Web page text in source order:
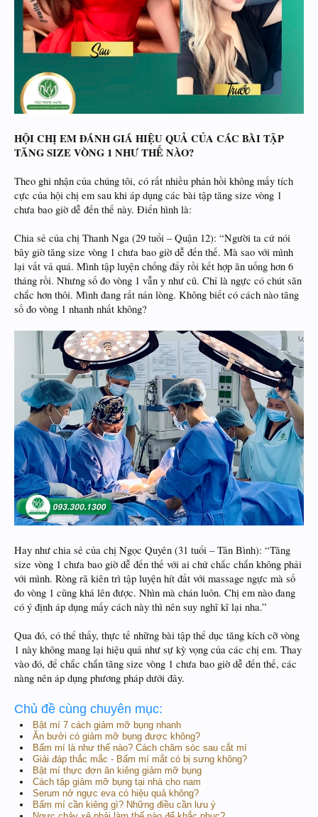
HỘI CHỊ EM ĐÁNH GIÁ HIỆU QUẢ CỦA CÁC BÀI TẬP
TĂNG SIZE VÒNG 1 NHƯ THẾ NÀO?
Theo ghi nhận của chúng tôi, có rất nhiều phản hồi không mấy tích
cực của hội chị em sau khi áp dụng các bài tập tăng size vòng 1
chưa bao giờ dễ đến thế này. Điển hình là:
Chia sẻ của chị Thanh Nga (29 tuổi – Quận 12): “Người ta cứ nói
bây giờ tăng size vòng 1 chưa bao giờ dễ đến thế. Mà sao với mình
lại vất vả quá. Mình tập luyện chống đẩy rồi kết hợp ăn uống hơn 6
tháng rồi. Nhưng số đo vòng 1 vẫn y như cũ. Chỉ là ngực có chút săn
chắc hơn thôi. Mình đang rất nản lòng. Không biết có cách nào tăng
số đo vòng 1 nhanh nhất không?
Hay như chia sẻ của chị Ngọc Quyên (31 tuổi – Tân Bình): “Tăng
size vòng 1 chưa bao giờ dễ đến thế với ai chứ chắc chắn không phải
với mình. Ròng rã kiên trì tập luyện hít đất với massage ngực mà số
đo vòng 1 cũng khá lên được. Nhìn mà chán luôn. Chị em nào đang
có ý định áp dụng mấy cách này thì nên suy nghĩ kĩ lại nha.”
Qua đó, có thể thấy, thực tế những bài tập thể dục tăng kích cỡ vòng
1 này không mang lại hiệu quả như sự kỳ vọng của các chị em. Thay
vào đó, để chắc chắn tăng size vòng 1 chưa bao giờ dễ đến thế, các
nàng nên áp dụng phương pháp dưới đây.
Chủ đề cùng chuyên mục:
Bật mí 7 cách giảm mỡ bụng nhanh
Ăn bưởi có giảm mỡ bụng được không?
Bấm mí là như thế nào? Cách chăm sóc sau cắt mí
Giải đáp thắc mắc - Bấm mí mắt có bị sưng không?
Bật mí thực đơn ăn kiêng giảm mỡ bụng
Cách tập giảm mỡ bụng tại nhà cho nam
Serum nở ngực eva có hiệu quả không?
Bấm mí cần kiêng gì? Những điều cần lưu ý